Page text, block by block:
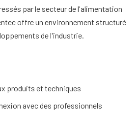
par le secteur de l'alimentation
offre un environnement structuré
de l'industrie.
produits et techniques
avec des professionnels